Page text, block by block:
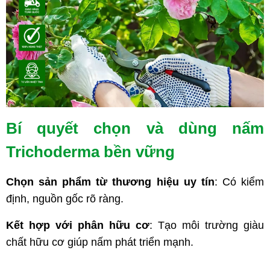
Bí quyết chọn và dùng nấm
Trichoderma bền vững
Chọn sản phẩm từ thương hiệu uy tín: Có kiểm
định, nguồn gốc rõ ràng.
Kết hợp với phân hữu cơ: Tạo môi trường giàu
chất hữu cơ giúp nấm phát triển mạnh.